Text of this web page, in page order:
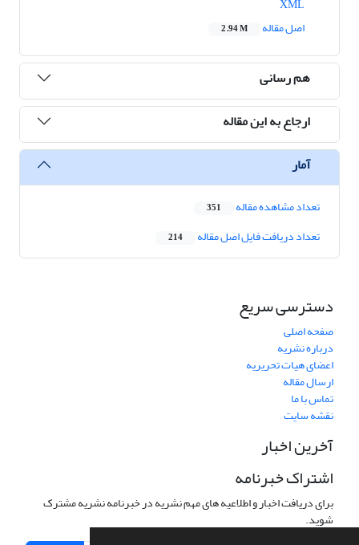
اصل مقاله
2.94 M
هم رسانی
ارجاع به این مقاله
آمار
تعداد مشاهده مقاله 351
تعداد دریافت فایل اصل مقاله 214
دسترسی سریع
صفحه اصلی
درباره نشریه
اعضای هیات تحریریه
ارسال مقاله
تماس با ما
نقشه سایت
آخرین اخبار
اشتراک خبرنامه
برای دریافت اخبار و اطلاعیه های مهم نشریه در خبرنامه نشریه مشترک
شوید.